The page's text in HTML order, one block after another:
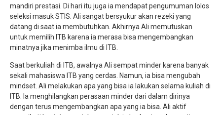
mandiri prestasi. Di hari itu juga ia mendapat pengumuman lolos
seleksi masuk STIS. Ali sangat bersyukur akan rezeki yang
datang di saat ia membutuhkan. Akhirnya Ali memutuskan
untuk memilih ITB karena ia merasa bisa mengembangkan
minatnya jika menimba ilmu di ITB.
Saat berkuliah di ITB, awalnya Ali sempat minder karena banyak
sekali mahasiswa ITB yang cerdas. Namun, ia bisa mengubah
mindset. Ali melakukan apa yang bisa ia lakukan selama kuliah di
ITB. Ia menghilangkan perasaan minder dari dalam dirinya
dengan terus mengembangkan apa yang ia bisa. Ali aktif